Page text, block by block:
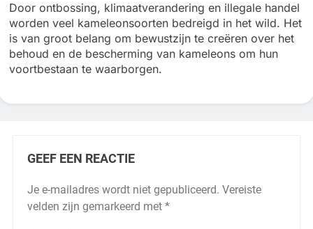
Door ontbossing, klimaatverandering en illegale handel
worden veel kameleonsoorten bedreigd in het wild. Het
is van groot belang om bewustzijn te creëren over het
behoud en de bescherming van kameleons om hun
voortbestaan te waarborgen.
GEEF EEN REACTIE
Je e-mailadres wordt niet gepubliceerd. Vereiste
velden zijn gemarkeerd met *